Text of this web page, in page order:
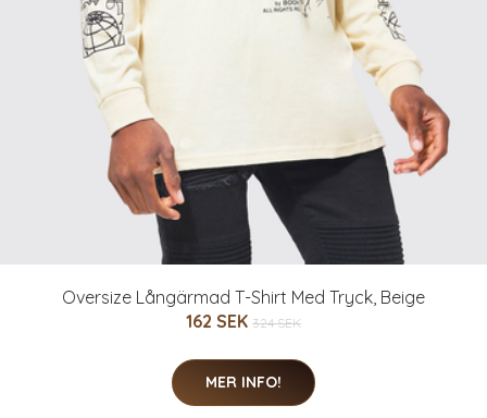
Oversize Långärmad T-Shirt Med Tryck, Beige
162 SEK 324 SEK
MER INFO!